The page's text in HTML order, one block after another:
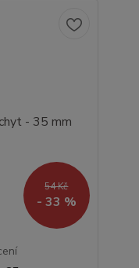
54 Kč
- 33 %